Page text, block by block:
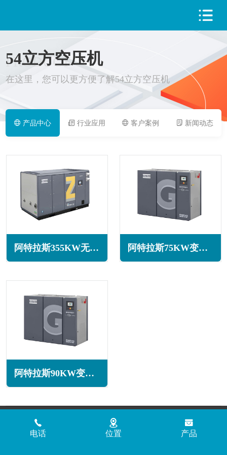
PRODUCT
54立方空压机
在这里，您可以更方便了解54立方空压机
产品中心 行业应用 客户案例 新闻动态
阿特拉斯355KW无油旋齿空压机ZR355系列 阿特拉斯75KW变频空压机GA75 VSD系列
阿特拉斯90KW变频空压机GA90 VSD系列
电话 位置 产品
有限公司版权所有
粤ICP备2021072975号
粤公网安备